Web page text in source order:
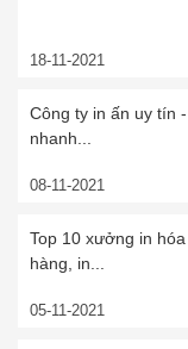
18-11-2021
Công ty in ấn uy tín
nhanh...
08-11-2021
Top 10 xưởng in
hàng, in...
05-11-2021